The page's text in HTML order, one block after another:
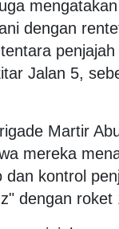
dengan
penjajah
Jalan 5,
Martir
mereka
dan kontrol
dengan roket